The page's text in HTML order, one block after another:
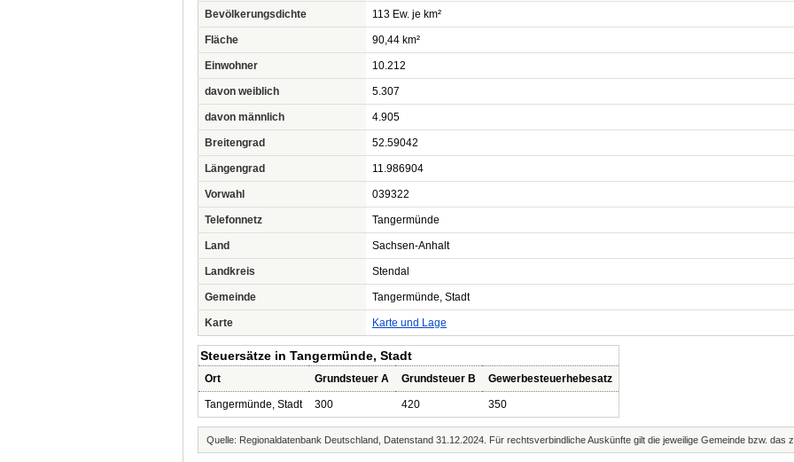
Bevölkerungsdichte 113 Ew. je km²
Fläche 90,44 km²
Einwohner 10.212
davon weiblich 5.307
davon männlich 4.905
Breitengrad 52.59042
Längengrad 11.986904
Vorwahl 039322
Telefonnetz Tangermünde
Land Sachsen-Anhalt
Landkreis Stendal
Gemeinde Tangermünde, Stadt
Karte Karte und Lage
Steuersätze in Tangermünde, Stadt
Ort Grundsteuer A Grundsteuer B Gewerbesteuerhebesatz
Tangermünde, Stadt 300 420 350
Quelle: Regionaldatenbank Deutschland, Datenstand 31.12.2024. Für rechtsverbindliche Auskünfte gilt die jeweilige Gemeinde bzw. das